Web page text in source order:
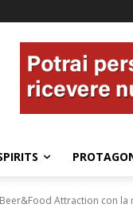
Attraction con la